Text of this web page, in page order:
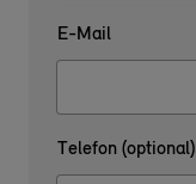
E-Mail
Telefon (optional)